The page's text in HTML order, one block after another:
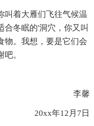
叫着大雁们飞往气候温
合冬眠的'洞穴，你又叫
物。我想，要是它们会
。
李馨
20xx年12月7日